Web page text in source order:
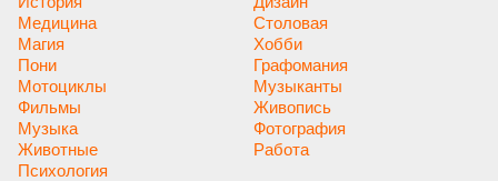
Медицина
Магия
Пони
Мотоциклы
Фильмы
Музыка
Животные
Психология
Столовая
Хобби
Графомания
Музыканты
Живопись
Фотография
Работа